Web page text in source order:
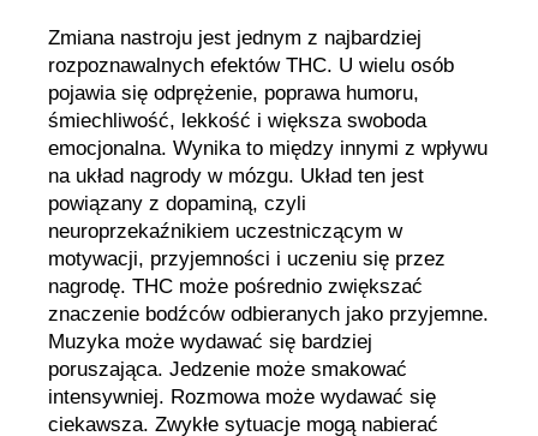
Zmiana nastroju jest jednym z najbardziej
rozpoznawalnych efektów THC. U wielu osób
pojawia się odprężenie, poprawa humoru,
śmiechliwość, lekkość i większa swoboda
emocjonalna. Wynika to między innymi z wpływu
na układ nagrody w mózgu. Układ ten jest
powiązany z dopaminą, czyli
neuroprzekaźnikiem uczestniczącym w
motywacji, przyjemności i uczeniu się przez
nagrodę. THC może pośrednio zwiększać
znaczenie bodźców odbieranych jako przyjemne.
Muzyka może wydawać się bardziej
poruszająca. Jedzenie może smakować
intensywniej. Rozmowa może wydawać się
ciekawsza. Zwykłe sytuacje mogą nabierać